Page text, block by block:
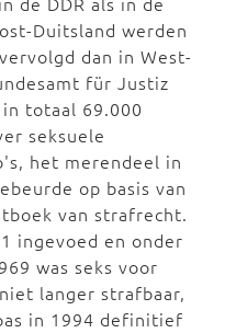
Duitsland werden
dan in West-
für Justiz
totaal 69.000
seksuele
het merendeel in
op basis van
van strafrecht.
ingevoed en onder
was seks voor
langer strafbaar,
in 1994 definitief